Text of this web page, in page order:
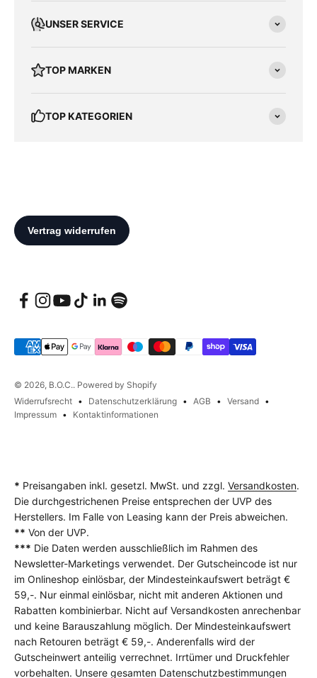
UNSER SERVICE
TOP MARKEN
TOP KATEGORIEN
© 2026, B.O.C.. Powered by Shopify
Widerrufsrecht
Datenschutzerklärung AGB
Versand
Impressum
Kontaktinformationen
* Preisangaben inkl. gesetzl. MwSt. und zzgl. Versandkosten.
Die durchgestrichenen Preise entsprechen der UVP des
Herstellers. Im Falle von Leasing kann der Preis abweichen.
** Von der UVP.
*** Die Daten werden ausschließlich im Rahmen des
Newsletter-Marketings verwendet. Der Gutscheincode ist nur
im Onlineshop einlösbar, der Mindesteinkaufswert beträgt €
59,-. Nur einmal einlösbar, nicht mit anderen Aktionen und
Rabatten kombinierbar. Nicht auf Versandkosten anrechenbar
und keine Barauszahlung möglich. Der Mindesteinkaufswert
nach Retouren beträgt € 59,-. Anderenfalls wird der
Gutscheinwert anteilig verrechnet. Irrtümer und Druckfehler
vorbehalten. Unsere gesamten Datenschutzbestimmungen